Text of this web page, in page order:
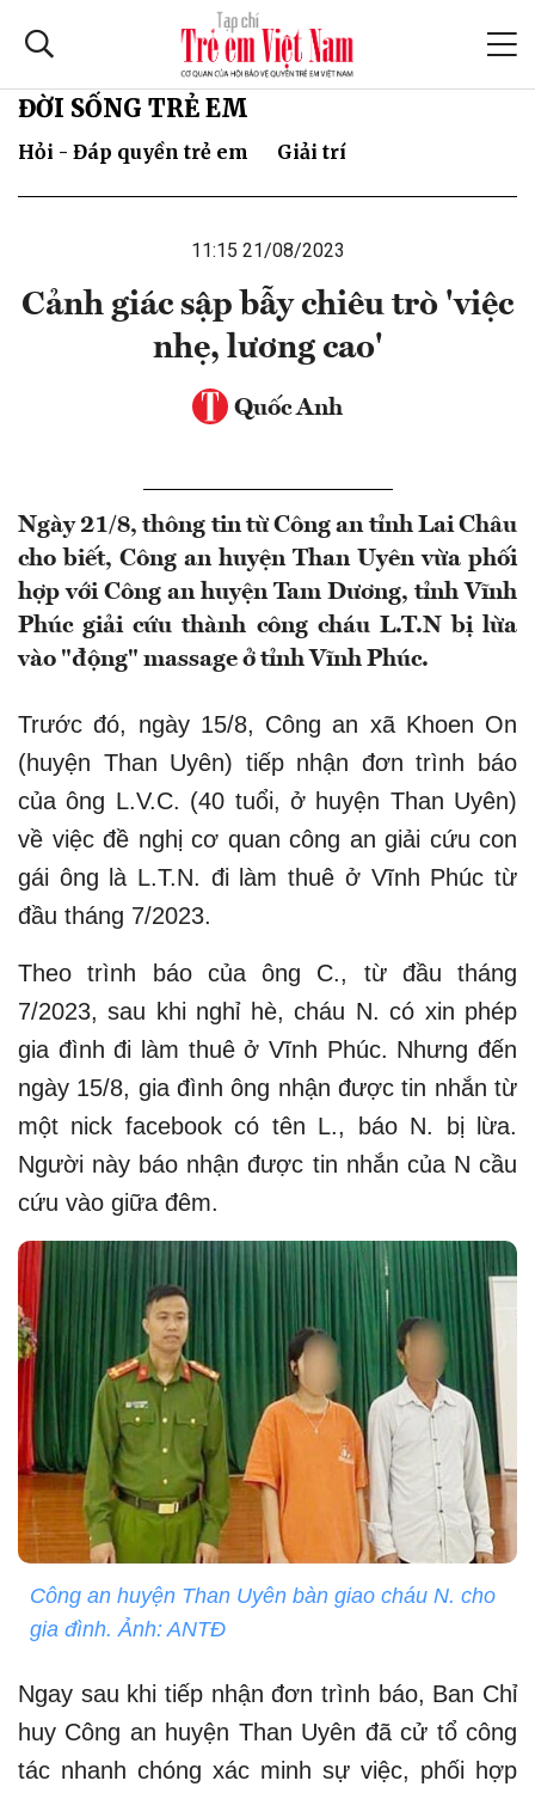
ĐỜI SỐNG TRẺ EM
Hỏi - Đáp quyền trẻ em Giải trí
11:15 21/08/2023
Cảnh giác sập bẫy chiêu trò 'việc
nhẹ, lương cao'
Quốc Anh
Ngày 21/8, thông tin từ Công an tỉnh Lai Châu
cho biết, Công an huyện Than Uyên vừa phối
hợp với Công an huyện Tam Dương, tỉnh Vĩnh
Phúc giải cứu thành công cháu L.T.N bị lừa
vào "động" massage ở tỉnh Vĩnh Phúc.
Trước đó, ngày 15/8, Công an xã Khoen On
(huyện Than Uyên) tiếp nhận đơn trình báo
của ông L.V.C. (40 tuổi, ở huyện Than Uyên)
về việc đề nghị cơ quan công an giải cứu con
gái ông là L.T.N. đi làm thuê ở Vĩnh Phúc từ
đầu tháng 7/2023.
Theo trình báo của ông C., từ đầu tháng
7/2023, sau khi nghỉ hè, cháu N. có xin phép
gia đình đi làm thuê ở Vĩnh Phúc. Nhưng đến
ngày 15/8, gia đình ông nhận được tin nhắn từ
một nick facebook có tên L., báo N. bị lừa.
Người này báo nhận được tin nhắn của N cầu
cứu vào giữa đêm.
Công an huyện Than Uyên bàn giao cháu N. cho
gia đình. Ảnh: ANTĐ
Ngay sau khi tiếp nhận đơn trình báo, Ban Chỉ
huy Công an huyện Than Uyên đã cử tổ công
tác nhanh chóng xác minh sự việc, phối hợp